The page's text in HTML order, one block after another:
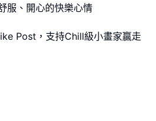
服、開心的快樂心情
Post，支持Chill級小畫家贏走